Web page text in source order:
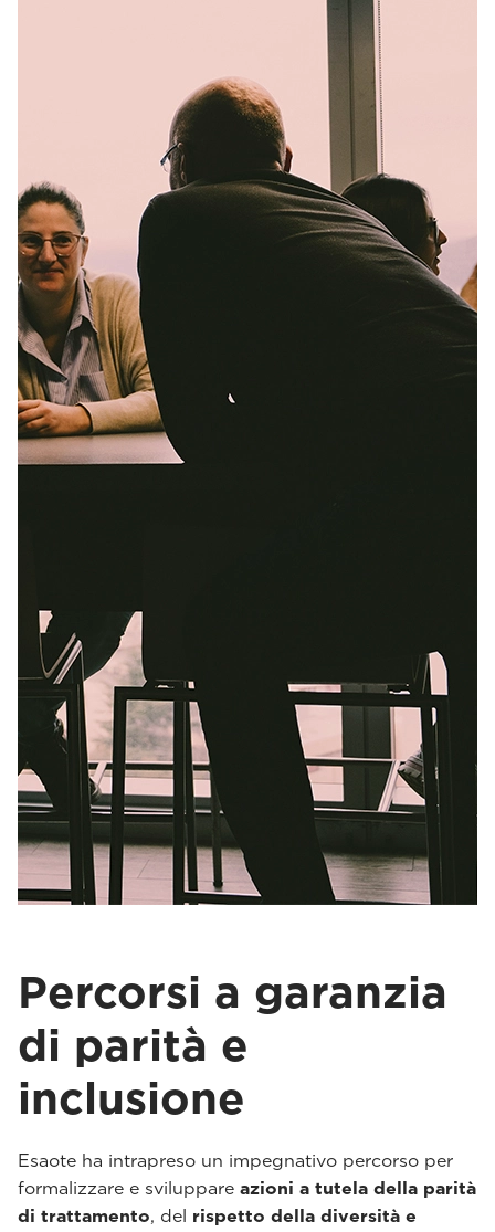
Percorsi a garanzia
di parità e
inclusione
Esaote ha intrapreso un impegnativo percorso per
formalizzare e sviluppare azioni a tutela della parità
di trattamento, del rispetto della diversità e